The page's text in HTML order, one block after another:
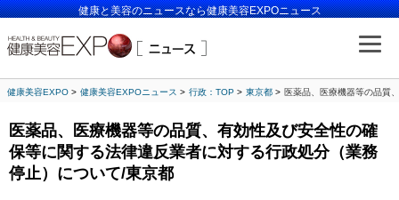
健康と美容のニュースなら健康美容EXPOニュース
健康美容EXPO 健康美容EXPOニュース 行政：TOP 東京都 医薬品、医療機器等の品質
医薬品、医療機器等の品質、有効性及び安全性の確
保等に関する法律違反業者に対する行政処分（業務
停止）について/東京都